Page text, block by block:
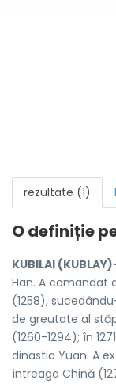
rezultate (1)
O definiție
KUBILAI
Han. A comandat
(1258),
de greutate al
(1260-1294); în
dinastia Yuan. A
întreaga Chină